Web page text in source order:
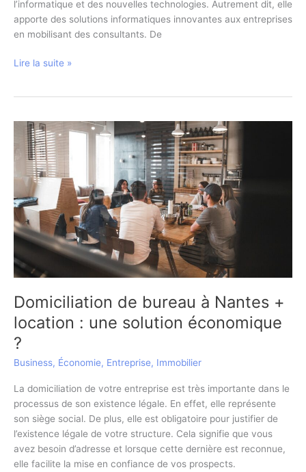
l’informatique et des nouvelles technologies. Autrement dit, elle
apporte des solutions informatiques innovantes aux entreprises
en mobilisant des consultants. De
ESN
que
c’est
?
Lire la suite »
Domiciliation de bureau à Nantes +
location : une solution économique
?
Business, Économie, Entreprise, Immobilier
La domiciliation de votre entreprise est très importante dans le
processus de son existence légale. En effet, elle représente
son siège social. De plus, elle est obligatoire pour justifier de
l’existence légale de votre structure. Cela signifie que vous
avez besoin d’adresse et lorsque cette dernière est reconnue,
elle facilite la mise en confiance de vos prospects.